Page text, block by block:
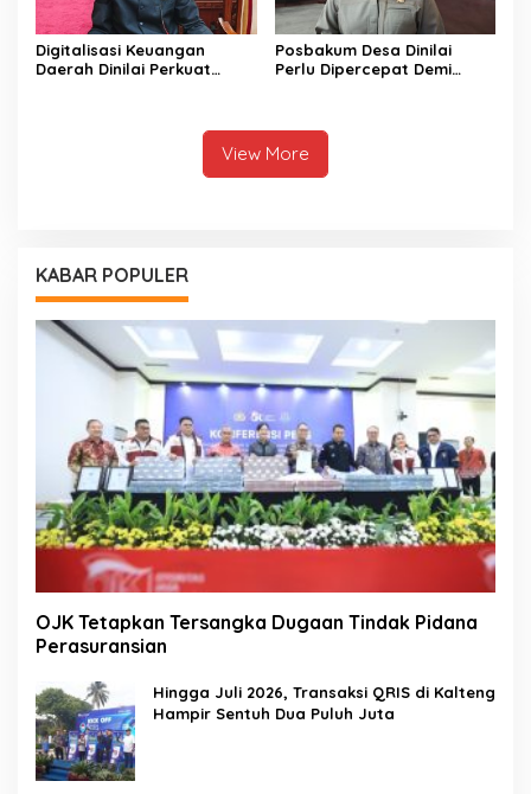
Digitalisasi Keuangan
Daerah Dinilai Perkuat
Posbakum Desa Dinilai
Perlu Dipercepat Demi
View More
KABAR POPULER
OJK Tetapkan Tersangka Dugaan Tindak Pidana
Perasuransian
Hingga Juli 2026, Transaksi QRIS di Kalteng
Hampir Sentuh Dua Puluh Juta